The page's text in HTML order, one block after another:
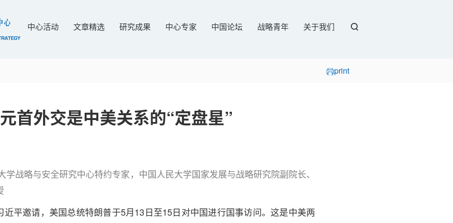
中心活动 文章精选 研究成果 中心专家 中国论坛 战略青年 关于我们
print
首外交是中美关系的“定盘星”
学战略与安全研究中心特约专家，中国人民大学国家发展与战略研究院副院长、
近平邀请，美国总统特朗普于5月13日至15日对中国进行国事访问。这是中美两